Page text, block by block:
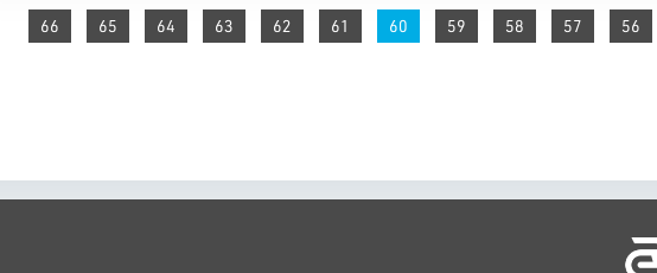
56
57
58
59
You're on page
60
61
62
63
64
65
66